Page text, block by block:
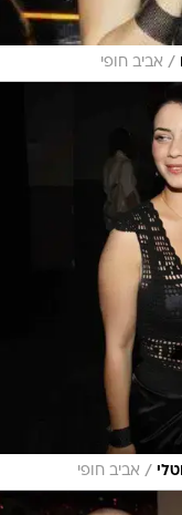
/ אביב חופי
/ אביב חופי